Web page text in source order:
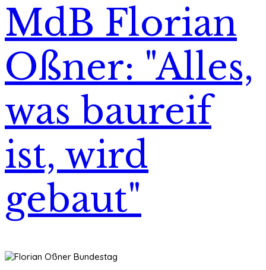
MdB Florian
Oßner: "Alles,
was baureif
ist, wird
gebaut"